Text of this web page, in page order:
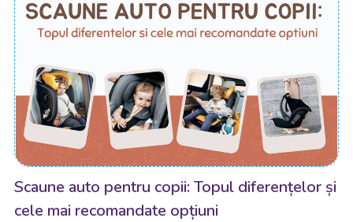
Scaune auto pentru copii: Topul diferențelor și
cele mai recomandate opțiuni